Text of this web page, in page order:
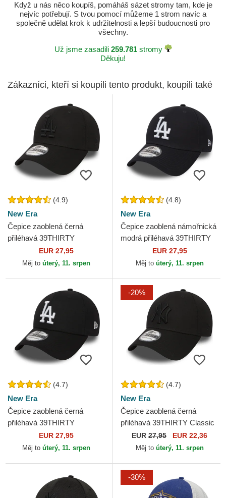
Když u nás něco koupíš, pomáháš sázet stromy tam, kde je
nejvíc potřebují. S tvou pomocí můžeme 1 strom navíc a
společně udělat krok k udržitelnosti a lepší budoucnosti pro
všechny.
Už jsme zasadili 259.781stromy
Děkuju!
Zákazníci, kteří si koupili tento produkt, koupili také
(4.9)
New Era
Čepice zaoblená černá
přiléhavá 39THIRTY
Essential Los Angeles
Dodgers MLB New Era
EUR 27,95
Měj to úterý, 11. srpen
(4.8)
New Era
Čepice zaoblená námořnická
modrá přiléhavá 39THIRTY
Classic Los Angeles Dodgers
MLB New Era
EUR 27,95
Měj to úterý, 11. srpen
(4.7)
New Era
Čepice zaoblená černá
přiléhavá 39THIRTY
Essential Los Angeles
Dodgers MLB New Era
EUR 27,95
Měj to úterý, 11. srpen
-20%
(4.7)
New Era
Čepice zaoblená černá
přiléhavá 39THIRTY Classic
New York Yankees MLB New
EUR 27,95 EUR 22,36
Měj to úterý, 11. srpen
-30%